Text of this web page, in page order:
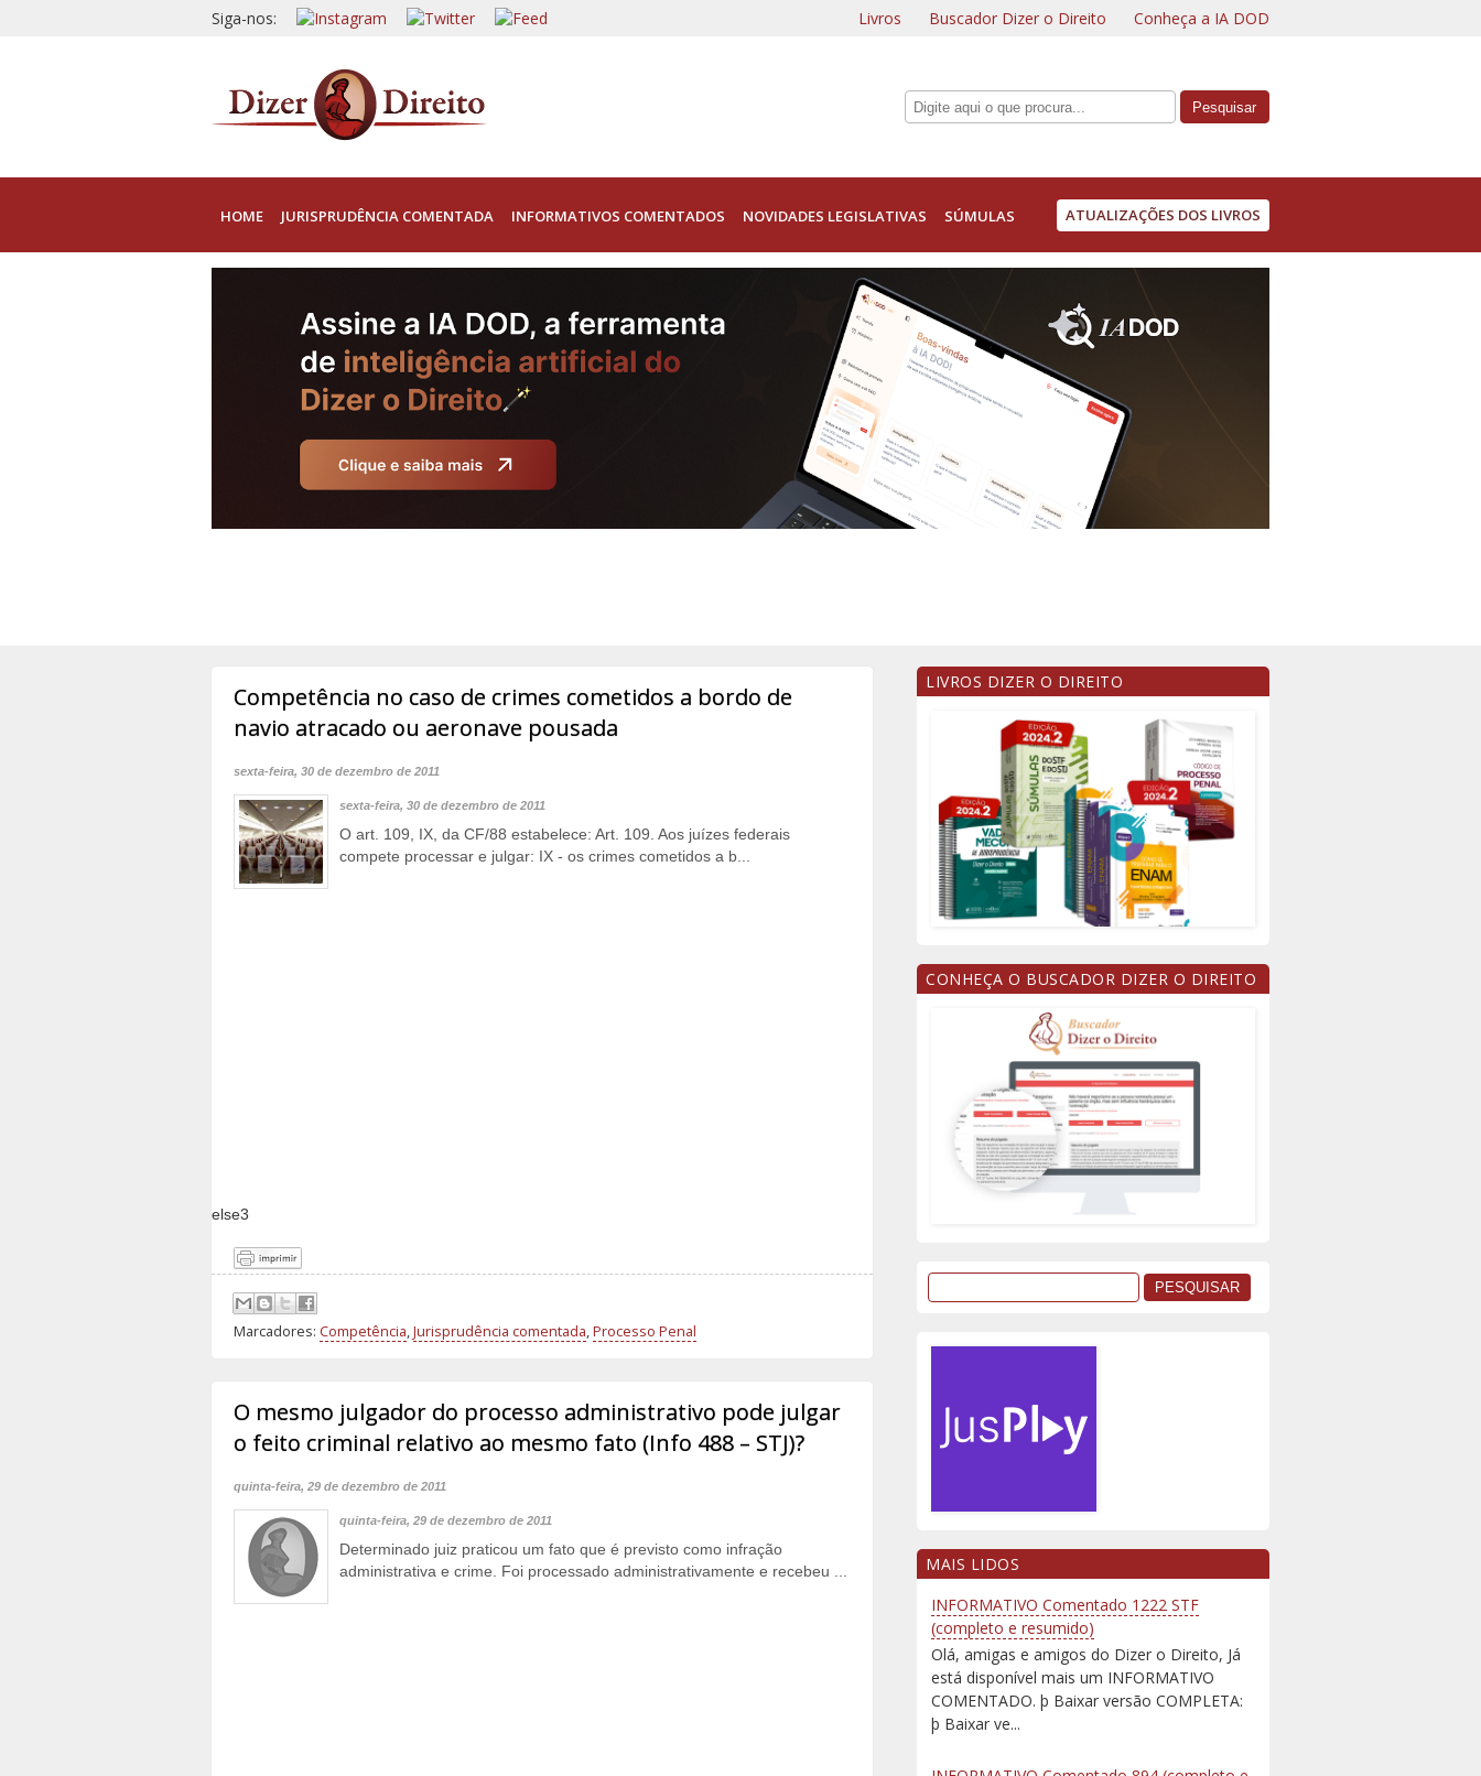
Siga-nos: Livros Buscador Dizer o Direito Conheça a IA DOD
HOME JURISPRUDÊNCIA COMENTADA INFORMATIVOS COMENTADOS NOVIDADES LEGISLATIVAS SÚMULAS ATUALIZAÇÕES DOS LIVROS
Competência no caso de crimes cometidos a bordo de
navio atracado ou aeronave pousada
sexta-feira, 30 de dezembro de 2011
sexta-feira, 30 de dezembro de 2011
O art. 109, IX, da CF/88 estabelece: Art. 109. Aos juízes federais
compete processar e julgar: IX - os crimes cometidos a b...
else3
Marcadores: Competência,Jurisprudência comentada,Processo Penal
O mesmo julgador do processo administrativo pode julgar
o feito criminal relativo ao mesmo fato (Info 488 – STJ)?
quinta-feira, 29 de dezembro de 2011
quinta-feira, 29 de dezembro de 2011
Determinado juiz praticou um fato que é previsto como infração
administrativa e crime. Foi processado administrativamente e recebeu ...
LIVROS DIZER O DIREITO
CONHEÇA O BUSCADOR DIZER O DIREITO
MAIS LIDOS
INFORMATIVO Comentado 1222 STF
(completo e resumido)
Olá, amigas e amigos do Dizer o Direito, Já
está disponível mais um INFORMATIVO
COMENTADO. þ Baixar versão COMPLETA:
þ Baixar ve...